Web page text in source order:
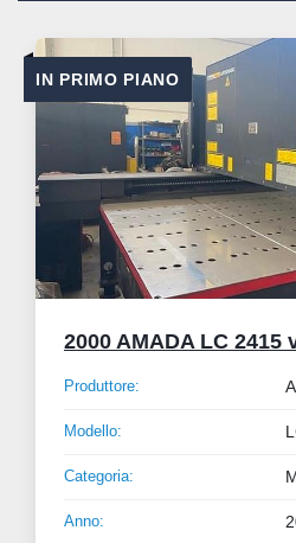
IN PRIMO PIANO
2000 AMADA LC 2415
Produttore:
Modello:
Categoria:
Anno: